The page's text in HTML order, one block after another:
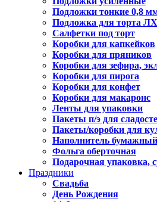
Подложки тонкие 0,8
Подложка для торта
Салфетки под торт
Коробки для капкейков
Коробки для пряников
Коробки для зефира,
Коробки для пирога
Коробки для конфет
Коробки для макаронс
Ленты для упаковки
Пакеты п/э для
Пакеты/коробки для
Наполнитель
Фольга оберточная
Подарочная упаковка,
Праздники
Свадьба
День Рождения